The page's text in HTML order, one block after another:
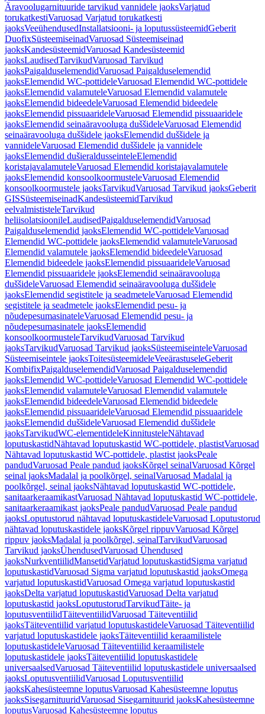
Äravoolugarnituuride tarvikud vannidele jaoksVarjatud
torukatkestiVaruosad Varjatud torukatkesti
jaoksVeeühendusedInstallatsiooni- ja loputussüsteemidGeberit
DuofixSüsteemiseinadVaruosad Süsteemiseinad
jaoksKandesüsteemidVaruosad Kandesüsteemid
jaoksLaudisedTarvikudVaruosad Tarvikud
jaoksPaigalduselemendidVaruosad Paigalduselemendid
jaoksElemendid WC-pottideleVaruosad Elemendid WC-pottidele
jaoksElemendid valamuteleVaruosad Elemendid valamutele
jaoksElemendid bideedeleVaruosad Elemendid bideedele
jaoksElemendid pissuaarideleVaruosad Elemendid pissuaaridele
jaoksElemendid seinaäravooluga duššideleVaruosad Elemendid
seinaäravooluga duššidele jaoksElemendid duššidele ja
vannideleVaruosad Elemendid duššidele ja vannidele
jaoksElemendid dušieraldusseinteleElemendid
koristajavalamuteleVaruosad Elemendid koristajavalamutele
jaoksElemendid konsoolkoormusteleVaruosad Elemendid
konsoolkoormustele jaoksTarvikudVaruosad Tarvikud jaoksGeberit
GISSüsteemiseinadKandesüsteemidTarvikud
eelvalmististeleTarvikud
heliisolatsioonileLaudisedPaigalduselemendidVaruosad
Paigalduselemendid jaoksElemendid WC-pottideleVaruosad
Elemendid WC-pottidele jaoksElemendid valamuteleVaruosad
Elemendid valamutele jaoksElemendid bideedeleVaruosad
Elemendid bideedele jaoksElemendid pissuaarideleVaruosad
Elemendid pissuaaridele jaoksElemendid seinaäravooluga
duššideleVaruosad Elemendid seinaäravooluga duššidele
jaoksElemendid segistitele ja seadmeteleVaruosad Elemendid
segistitele ja seadmetele jaoksElemendid pesu- ja
nõudepesumasinateleVaruosad Elemendid pesu- ja
nõudepesumasinatele jaoksElemendid
konsoolkoormusteleTarvikudVaruosad Tarvikud
jaoksTarvikudVaruosad Tarvikud jaoksSüsteemiseinteleVaruosad
Süsteemiseintele jaoksToitesüsteemideleVeeärastuseleGeberit
KombifixPaigalduselemendidVaruosad Paigalduselemendid
jaoksElemendid WC-pottideleVaruosad Elemendid WC-pottidele
jaoksElemendid valamuteleVaruosad Elemendid valamutele
jaoksElemendid bideedeleVaruosad Elemendid bideedele
jaoksElemendid pissuaarideleVaruosad Elemendid pissuaaridele
jaoksElemendid duššideleVaruosad Elemendid duššidele
jaoksTarvikudWC-elementideleKinnitusteleNähtavad
loputuskastidNähtavad loputuskastid WC-pottidele, plastistVaruosad
Nähtavad loputuskastid WC-pottidele, plastist jaoksPeale
pandudVaruosad Peale pandud jaoksKõrgel seinalVaruosad Kõrgel
seinal jaoksMadalal ja poolkõrgel, seinalVaruosad Madalal ja
poolkõrgel, seinal jaoksNähtavad loputuskastid WC-pottidele,
sanitaarkeraamikastVaruosad Nähtavad loputuskastid WC-pottidele,
sanitaarkeraamikast jaoksPeale pandudVaruosad Peale pandud
jaoksLoputustorud nähtavad loputuskastideleVaruosad Loputustorud
nähtavad loputuskastidele jaoksKõrgel rippuvVaruosad Kõrgel
rippuv jaoksMadalal ja poolkõrgel, seinalTarvikudVaruosad
Tarvikud jaoksÜhendusedVaruosad Ühendused
jaoksNurkventiilidMansetidVarjatud loputuskastidSigma varjatud
loputuskastidVaruosad Sigma varjatud loputuskastid jaoksOmega
varjatud loputuskastidVaruosad Omega varjatud loputuskastid
jaoksDelta varjatud loputuskastidVaruosad Delta varjatud
loputuskastid jaoksLoputustorudTarvikudTäite- ja
loputusventiilidTäiteventiilidVaruosad Täiteventiilid
jaoksTäiteventiilid varjatud loputuskastideleVaruosad Täiteventiilid
varjatud loputuskastidele jaoksTäiteventiilid keraamilistele
loputuskastideleVaruosad Täiteventiilid keraamilistele
loputuskastidele jaoksTäiteventiilid loputuskastidele
universaalsedVaruosad Täiteventiilid loputuskastidele universaalsed
jaoksLoputusventiilidVaruosad Loputusventiilid
jaoksKahesüsteemne loputusVaruosad Kahesüsteemne loputus
jaoksSisegarnituuridVaruosad Sisegarnituurid jaoksKahesüsteemne
loputusVaruosad Kahesüsteemne loputus